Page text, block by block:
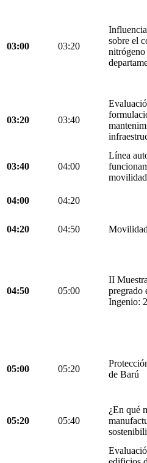
03:00 03:20
sobre el
nitrógeno
03:20 03:40
03:40 04:00
Línea
04:00 04:20
04:20 04:50
04:50 05:00
II
pregrado
Ingenio:
05:00 05:20
de Barú
05:20 05:40
¿En qué